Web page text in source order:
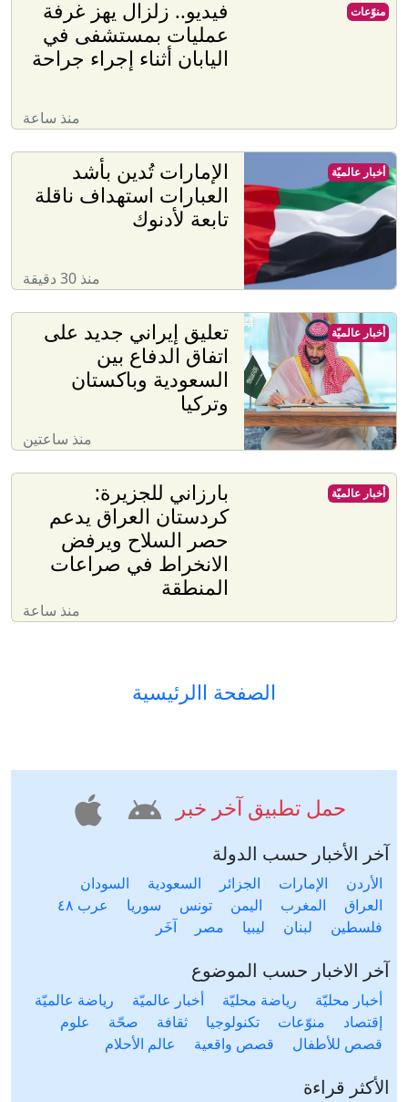
فيديو.. زلزال يهز غرفة
عمليات بمستشفى في
اليابان أثناء إجراء جراحة
منذ ساعة
منوّعات
الإمارات تُدين بأشد
العبارات استهداف ناقلة
تابعة لأدنوك
منذ 30 دقيقة
أخبار عالميّة
تعليق إيراني جديد على
اتفاق الدفاع بين
السعودية وباكستان
وتركيا
منذ ساعتين
أخبار عالميّة
بارزاني للجزيرة:
كردستان العراق يدعم
حصر السلاح ويرفض
الانخراط في صراعات
المنطقة
منذ ساعة
أخبار عالميّة
الصفحة االرئيسية
حمل تطبيق آخر خبر
آخر الأخبار حسب الدولة
الأردن الإمارات الجزائر السعودية
السودان
العراق
المغرب اليمن تونس سوريا
عرب ٤٨
فلسطين
لبنان ليبيا مصر آخَر
آخر الاخبار حسب الموضوع
أخبار محليّة رياضة محليّة أخبار عالميّة
رياضة عالميّة
إقتصاد
منوّعات تكنولوجيا ثقافة صحّة
علوم
قصص للأطفال
قصص واقعية عالم الأحلام
الأكثر قراءة